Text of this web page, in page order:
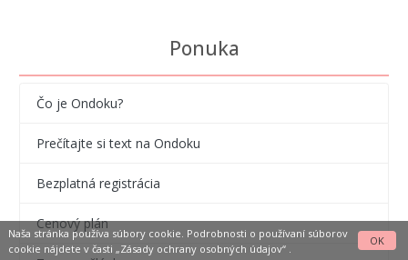
Ponuka
Čo je Ondoku?
Prečítajte si text na Ondoku
Bezplatná registrácia
Cenový plán
Naša stránka používa súbory cookie. Podrobnosti o používaní súborov
cookie nájdete v časti „Zásady ochrany osobných údajov“.
OK